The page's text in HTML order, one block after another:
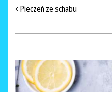
NAWIGACJA
Pieczeń ze schabu